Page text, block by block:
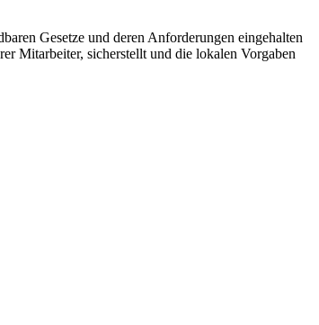
Gesetze und deren Anforderungen eingehalten
Mitarbeiter, sicherstellt und die lokalen Vorgaben